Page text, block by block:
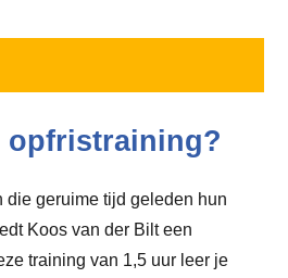
opfristraining?
die geruime tijd geleden hun
Koos van der Bilt een
training van 1,5 uur leer je